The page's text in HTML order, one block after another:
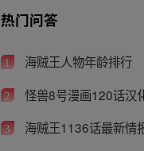
热门问答
1 海贼王人物年龄排行
2 怪兽8号漫画120话汉
3 海贼王1136话最新情